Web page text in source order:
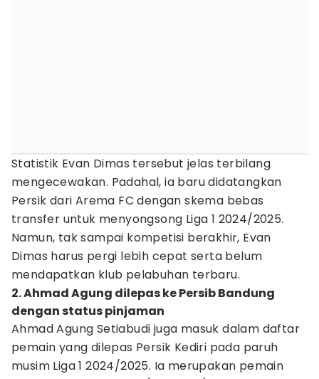
Statistik Evan Dimas tersebut jelas terbilang
mengecewakan. Padahal, ia baru didatangkan
Persik dari Arema FC dengan skema bebas
transfer untuk menyongsong Liga 1 2024/2025.
Namun, tak sampai kompetisi berakhir, Evan
Dimas harus pergi lebih cepat serta belum
mendapatkan klub pelabuhan terbaru.
2. Ahmad Agung dilepas ke Persib Bandung
dengan status pinjaman
Ahmad Agung Setiabudi juga masuk dalam daftar
pemain yang dilepas Persik Kediri pada paruh
musim Liga 1 2024/2025. Ia merupakan pemain